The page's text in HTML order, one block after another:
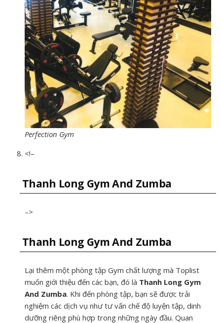
Perfection Gym
<!–
Thanh Long Gym And Zumba
–>
Thanh Long Gym And Zumba
Lại thêm một phòng tập Gym chất lượng mà Toplist
muốn giới thiệu đến các bạn, đó là Thanh Long Gym
And Zumba. Khi đến phòng tập, bạn sẽ được trải
nghiệm các dịch vụ như tư vấn chế độ luyện tập, dinh
dưỡng riêng phù hợp trong những ngày đầu. Quan